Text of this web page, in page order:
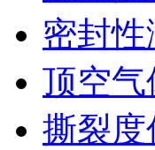
密封性
顶空气
撕裂度